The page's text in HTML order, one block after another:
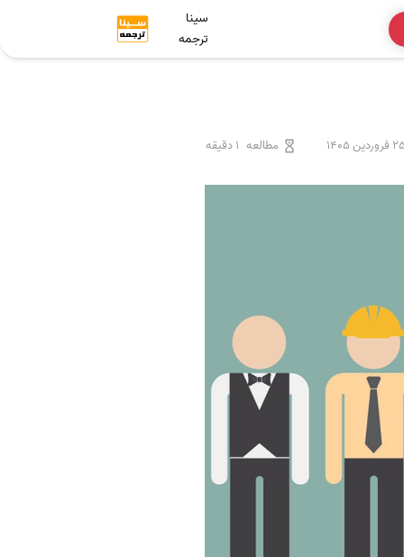
سینا
ترجمه
1405 مطالعه 1 دقیقه